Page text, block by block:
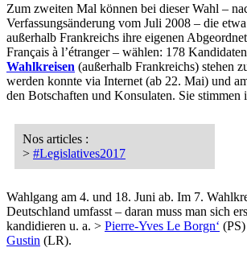
Zum zweiten Mal können bei dieser Wahl –
Verfassungsänderung vom Juli 2008 – die
außerhalb Frankreichs ihre eigenen
Français à l’étranger – wählen: 178
Wahlkreisen (außerhalb Frankreichs) stehen
werden konnte via Internet (ab 22. Mai) und
den Botschaften und Konsulaten. Sie stimmen
Nos articles :
> #Legislatives2017
Wahlgang am 4. und 18. Juni ab. Im 7.
Deutschland umfasst – daran muss man sich
kandidieren u. a. > Pierre-Yves Le Borgn‘
Gustin (LR).